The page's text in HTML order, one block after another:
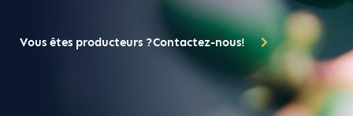
Vous êtes producteurs ?Contactez-nous!